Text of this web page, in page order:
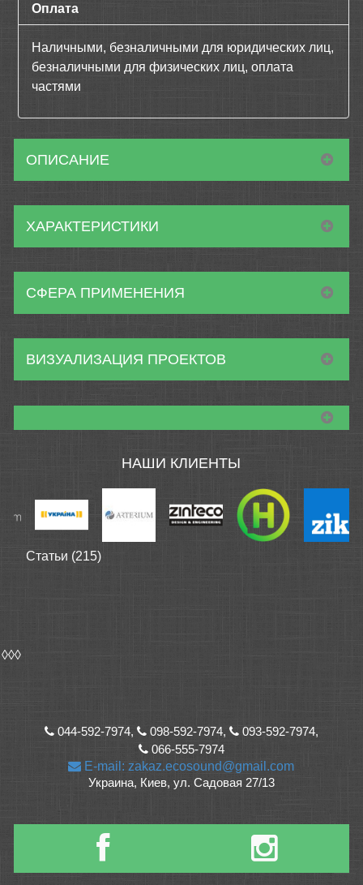
Оплата
Наличными, безналичными для юридических лиц,
безналичными для физических лиц, оплата
частями
ОПИСАНИЕ
ХАРАКТЕРИСТИКИ
СФЕРА ПРИМЕНЕНИЯ
ВИЗУАЛИЗАЦИЯ ПРОЕКТОВ
НАШИ КЛИЕНТЫ
Статьи (215)
◊◊◊
044-592-7974, 098-592-7974,
093-592-7974,
066-555-7974
E-mail: zakaz.ecosound@gmail.com
Украина, Киев, ул. Садовая 27/13